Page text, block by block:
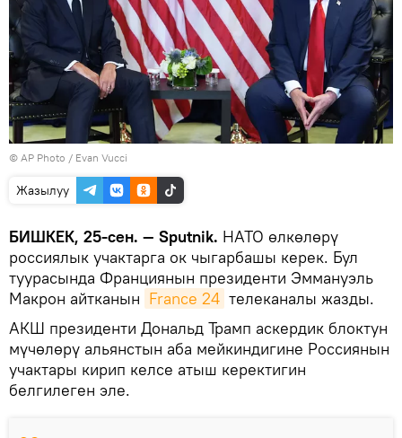
© AP Photo / Evan Vucci
Жазылуу
БИШКЕК, 25-сен. — Sputnik. НАТО өлкөлөрү
россиялык учактарга ок чыгарбашы керек. Бул
туурасында Франциянын президенти Эммануэль
Макрон айтканын France 24 телеканалы жазды.
АКШ президенти Дональд Трамп аскердик блоктун
мүчөлөрү альянстын аба мейкиндигине Россиянын
учактары кирип келсе атыш керектигин
белгилеген эле.